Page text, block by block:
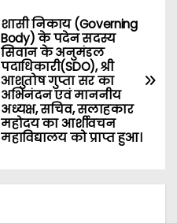
शासी निकाय (Governing
Body) के पदेन सदस्य
सिवान के अनुमंडल
पदाधिकारी(SDO), श्री
आशुतोष गुप्ता सर का
अभिनंदन एवं माननीय
अध्यक्ष, सचिव, सलाहकार
महोदय का आर्शीवचन
महाविद्यालय को प्राप्त हुआ।